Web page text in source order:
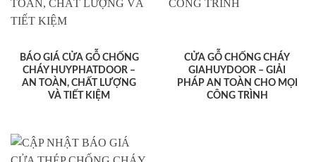
BÁO GIÁ CỬA GỖ CHỐNG
CHÁY HUYPHATDOOR –
AN TOÀN, CHẤT LƯỢNG
VÀ TIẾT KIỆM
CỬA GỖ CHỐNG CHÁY
GIAHUYDOOR – GIẢI
PHÁP AN TOÀN CHO MỌI
CÔNG TRÌNH